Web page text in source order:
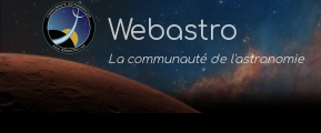
Webastro
La communauté de l'astronomie